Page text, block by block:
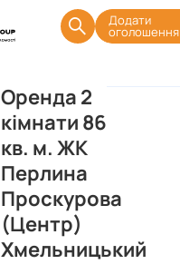
Додати
оголошення
Оренда 2
кімнати 86
кв. м. ЖК
Перлина
Проскурова
(Центр)
Хмельницький